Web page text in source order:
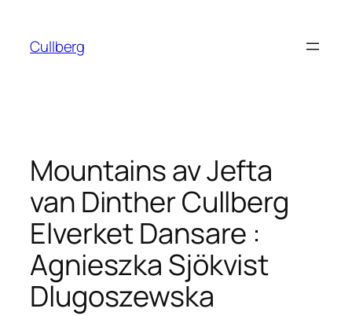
innehåll
Cullberg
Mountains av Jefta
van Dinther Cullberg
Elverket Dansare :
Agnieszka Sjökvist
Dlugoszewska